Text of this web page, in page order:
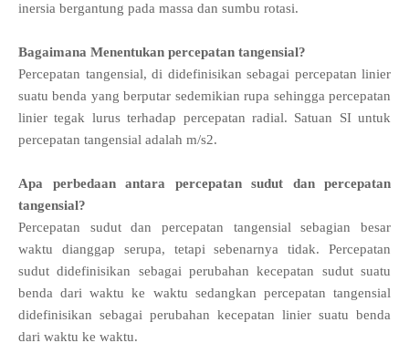
inersia bergantung pada massa dan sumbu rotasi.
Bagaimana Menentukan percepatan tangensial?
Percepatan tangensial, di didefinisikan sebagai percepatan linier
suatu benda yang berputar sedemikian rupa sehingga percepatan
linier tegak lurus terhadap percepatan radial. Satuan SI untuk
percepatan tangensial adalah m/s2.
Apa perbedaan antara percepatan sudut dan percepatan
tangensial?
Percepatan sudut dan percepatan tangensial sebagian besar
waktu dianggap serupa, tetapi sebenarnya tidak. Percepatan
sudut didefinisikan sebagai perubahan kecepatan sudut suatu
benda dari waktu ke waktu sedangkan percepatan tangensial
didefinisikan sebagai perubahan kecepatan linier suatu benda
dari waktu ke waktu.